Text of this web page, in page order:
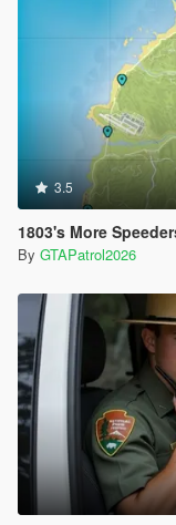
3.5
1803's More
By GTAPatrol2026